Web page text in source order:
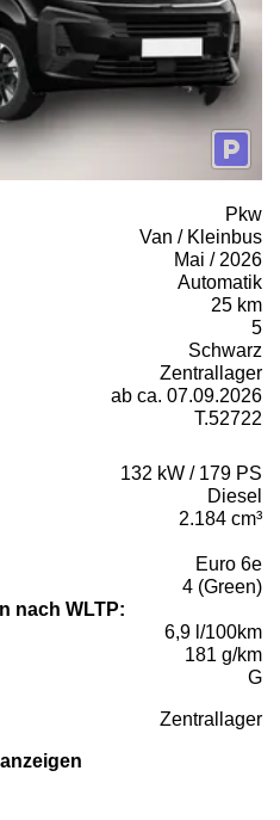
Pkw
Van / Kleinbus
Mai / 2026
Automatik
25 km
5
Schwarz
Zentrallager
ab ca. 07.09.2026
T.52722
132 kW / 179 PS
Diesel
2.184 cm³
Euro 6e
4 (Green)
nach WLTP:
6,9 l/100km
181 g/km
G
Zentrallager